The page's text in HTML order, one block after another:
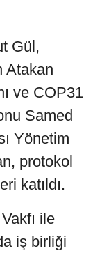
Gül,
Atakan
ve COP31
Samed
Yönetim
protokol
katıldı.
ile
iş birliği